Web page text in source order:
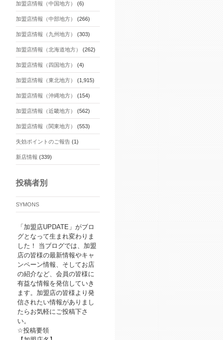
加盟店情報（中国地方） (6)
加盟店情報（中部地方） (266)
加盟店情報（九州地方） (303)
加盟店情報（北海道地方） (262)
加盟店情報（四国地方） (4)
加盟店情報（東北地方） (1,915)
加盟店情報（沖縄地方） (154)
加盟店情報（近畿地方） (562)
加盟店情報（関東地方） (553)
失効ポイントのご報告(1)
新店情報 (339)
投稿者別
SYMONS
「加盟店UPDATE」がブロ
グとなって生まれ変わりま
した！ 当ブログでは、加盟
店の皆様の最新情報やキャ
ンペーン情報、そしてお店
の紹介など、会員の皆様に
有益な情報を発信していき
ます。加盟店の皆様より発
信されたい情報がありまし
たらお気軽にご投稿下さ
い。
☆投稿要領